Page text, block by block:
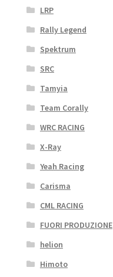
LRP
Rally Legend
Spektrum
SRC
Tamyia
Team Corally
WRC RACING
X-Ray
Yeah Racing
Carisma
CML RACING
FUORI PRODUZIONE
helion
Himoto